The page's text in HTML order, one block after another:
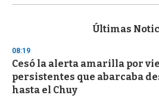
s
d
s
o
f
3
Últimas
08:19
Cesó la alerta amarilla por
persistentes que abarcaba
hasta el Chuy